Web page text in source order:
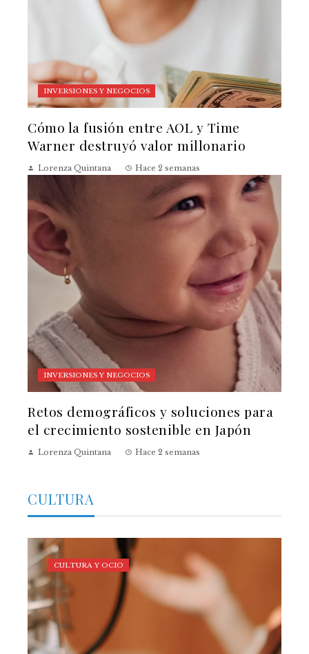
INVERSIONES Y NEGOCIOS
Cómo la fusión entre AOL y Time
Warner destruyó valor millonario
Lorenza Quintana Hace 2 semanas
INVERSIONES Y NEGOCIOS
Retos demográficos y soluciones para
el crecimiento sostenible en Japón
Lorenza Quintana Hace 2 semanas
CULTURA
CULTURA Y OCIO